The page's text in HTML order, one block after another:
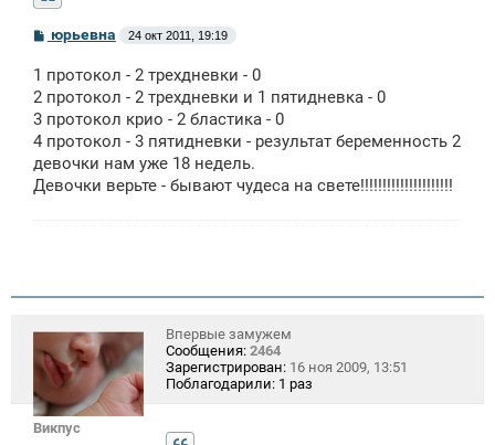
С
б
щ
н
и
юрьевна 24 окт 2011, 19:19
1 протокол - 2 трехдневки - 0
2 протокол - 2 трехдневки и 1 пятидневка - 0
3 протокол крио - 2 бластика - 0
4 протокол - 3 пятидневки - результат беременность 2
девочки нам уже 18 недель.
Девочки верьте - бывают чудеса на свете!!!!!!!!!!!!!!!!!!!!!
Викпус
Впервые замужем
Сообщения: 2464
Зарегистрирован: 16 ноя 2009, 13:51
Поблагодарили: 1 раз